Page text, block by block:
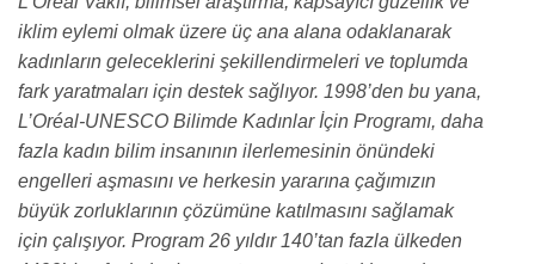
iklim eylemi olmak üzere üç ana alana odaklanarak
kadınların geleceklerini şekillendirmeleri ve toplumda
fark yaratmaları için destek sağlıyor. 1998’den bu yana,
L’Oréal-UNESCO Bilimde Kadınlar İçin Programı, daha
fazla kadın bilim insanının ilerlemesinin önündeki
engelleri aşmasını ve herkesin yararına çağımızın
büyük zorluklarının çözümüne katılmasını sağlamak
için çalışıyor. Program 26 yıldır 140’tan fazla ülkeden